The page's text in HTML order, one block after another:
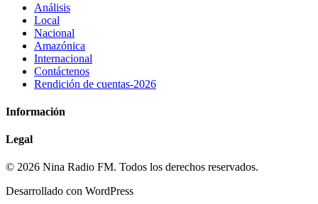
Análisis
Local
Nacional
Amazónica
Internacional
Contáctenos
Rendición de cuentas-2026
Información
Legal
© 2026 Nina Radio FM. Todos los derechos reservados.
Desarrollado con WordPress